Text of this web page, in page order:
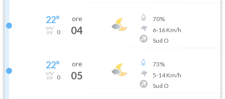
22°
0
ore
04
70%
6-16Km/h
Sud O
22°
0
ore
05
73%
5-14Km/h
Sud O